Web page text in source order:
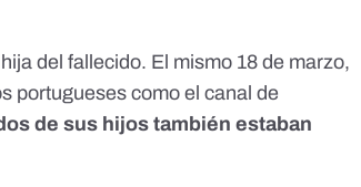
del fallecido. El mismo 18 de marzo,
portugueses como el canal de
de sus hijos también estaban